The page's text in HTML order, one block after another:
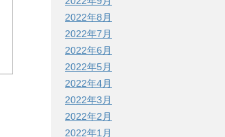
2022年8月
2022年7月
2022年6月
2022年5月
2022年4月
2022年3月
2022年2月
2022年1月